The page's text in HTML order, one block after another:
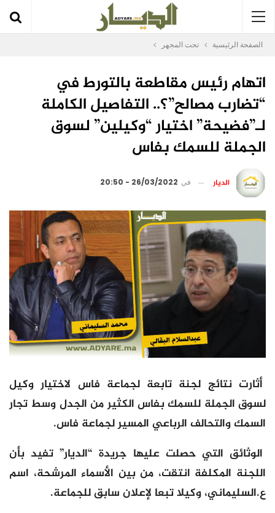
الصفحة الرئيسية تحت المجهر
اتهام رئيس مقاطعة بالتورط في
“تضارب مصالح”؟.. التفاصيل الكاملة
لـ”فضيحة” اختيار “وكيلين” لسوق
الجملة للسمك بفاس
الديار في 26/03/2022 - 20:50
أثارت نتائج لجنة تابعة لجماعة فاس لاختيار وكيل
لسوق الجملة للسمك بفاس الكثير من الجدل وسط تجار
السمك والتحالف الرباعي المسير لجماعة فاس.
الوثائق التي حصلت عليها جريدة “الديار” تفيد بأن
اللجنة المكلفة انتقت، من بين الأسماء المرشحة، اسم
ع.السليماني، وكيلا تبعا لإعلان سابق للجماعة.